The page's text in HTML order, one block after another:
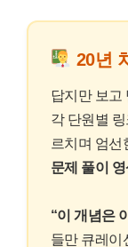
20년
답지만 보고
각 단원별
르치며 엄선
문제 풀이 영
“이 개념은
들만 큐레이